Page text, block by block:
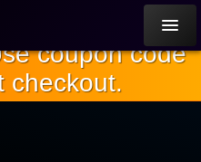
coupon code